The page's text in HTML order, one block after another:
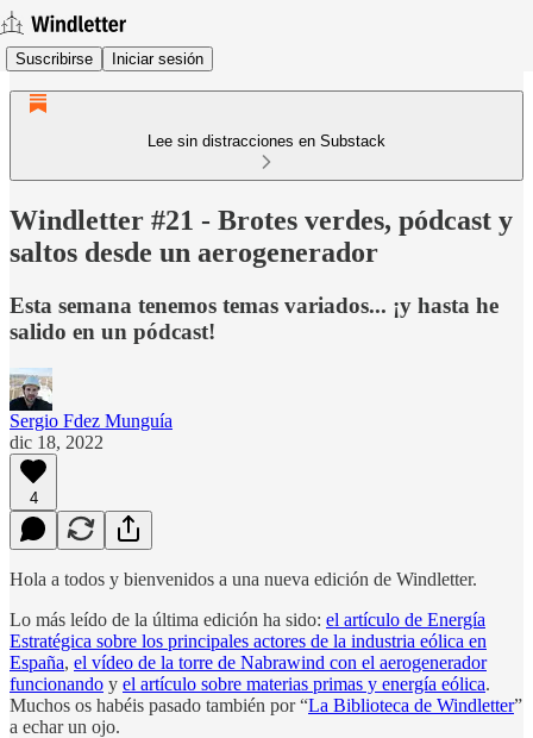
Suscribirse Iniciar sesión
Lee sin distracciones en Substack
Windletter #21 - Brotes verdes, pódcast y
saltos desde un aerogenerador
Esta semana tenemos temas variados... ¡y hasta he
salido en un pódcast!
Sergio Fdez Munguía
dic 18, 2022
4
Hola a todos y bienvenidos a una nueva edición de Windletter.
Lo más leído de la última edición ha sido: el artículo de Energía
Estratégica sobre los principales actores de la industria eólica en
España, el vídeo de la torre de Nabrawind con el aerogenerador
funcionando y el artículo sobre materias primas y energía eólica.
Muchos os habéis pasado también por “La Biblioteca de Windletter”
a echar un ojo.